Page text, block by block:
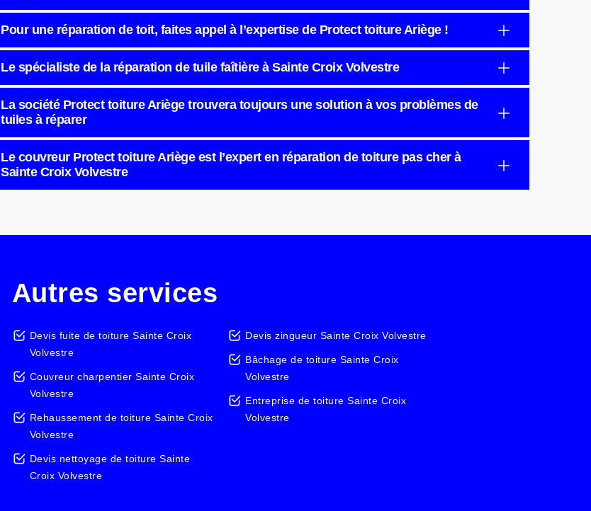
Pour une réparation de toit, faites appel à l’expertise de Protect toiture Ariège !
Le spécialiste de la réparation de tuile faîtière à Sainte Croix Volvestre
La société Protect toiture Ariège trouvera toujours une solution à vos problèmes de
tuiles à réparer
Le couvreur Protect toiture Ariège est l’expert en réparation de toiture pas cher à
Sainte Croix Volvestre
Autres services
Devis fuite de toiture Sainte Croix
Volvestre
Couvreur charpentier Sainte Croix
Volvestre
Rehaussement de toiture Sainte Croix
Volvestre
Devis nettoyage de toiture Sainte
Croix Volvestre
Devis zingueur Sainte Croix Volvestre
Bâchage de toiture Sainte Croix
Volvestre
Entreprise de toiture Sainte Croix
Volvestre